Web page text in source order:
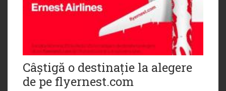
Câștigă o destinație la alegere
de pe flyernest.com